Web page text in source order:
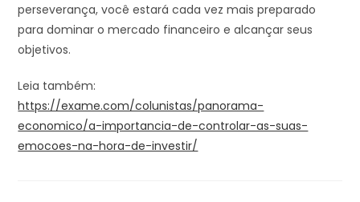
perseverança, você estará cada vez mais preparado
para dominar o mercado financeiro e alcançar seus
objetivos.
Leia também:
https://exame.com/colunistas/panorama-
economico/a-importancia-de-controlar-as-suas-
emocoes-na-hora-de-investir/